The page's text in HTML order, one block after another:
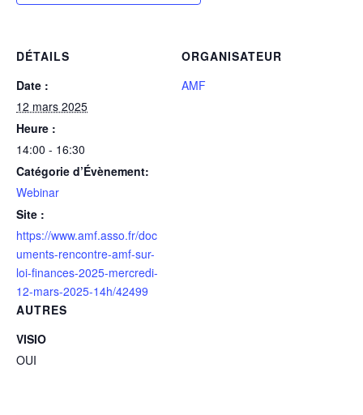
DÉTAILS
Date :
12 mars 2025
Heure :
14:00 - 16:30
Catégorie d’Évènement:
Webinar
Site :
https://www.amf.asso.fr/doc
uments-rencontre-amf-sur-
loi-finances-2025-mercredi-
12-mars-2025-14h/42499
ORGANISATEUR
AMF
AUTRES
VISIO
OUI